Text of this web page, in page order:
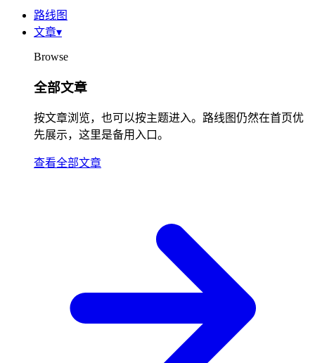
路线图
文章▾
Browse
全部文章
按文章浏览，也可以按主题进入。路线图仍然在首页优
先展示，这里是备用入口。
查看全部文章